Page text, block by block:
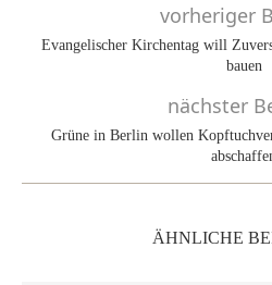
vorheriger
Evangelischer Kirchentag will
bauen
nächster
Grüne in Berlin wollen
ÄHNLICHE